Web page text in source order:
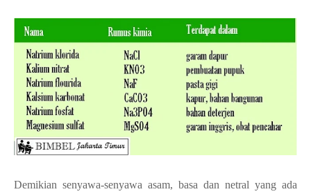
Demikian senyawa-senyawa asam, basa dan netral yang ada